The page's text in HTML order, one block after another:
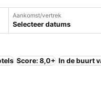
Aankomst/vertrek
Selecteer datums
Score: 8,0+ In de buurt